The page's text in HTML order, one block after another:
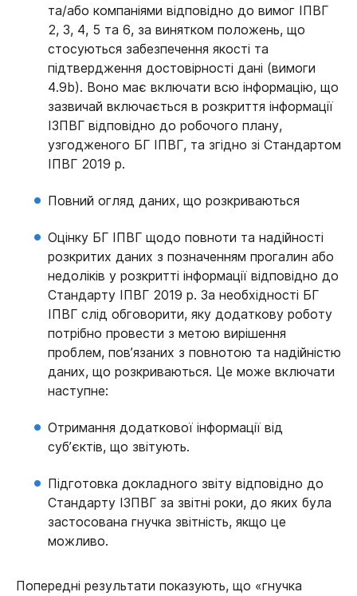
та/або компаніями відповідно до вимог ІПВГ
2, 3, 4, 5 та 6, за винятком положень, що
стосуються забезпечення якості та
підтвердження достовірності дані (вимоги
4.9b). Воно має включати всю інформацію, що
зазвичай включається в розкриття інформації
ІЗПВГ відповідно до робочого плану,
узгодженого БГ ІПВГ, та згідно зі Стандартом
ІПВГ 2019 р.
Повний огляд даних, що розкриваються
Оцінку БГ ІПВГ щодо повноти та надійності
розкритих даних з позначенням прогалин або
недоліків у розкритті інформації відповідно до
Стандарту ІПВГ 2019 р. За необхідності БГ
ІПВГ слід обговорити, яку додаткову роботу
потрібно провести з метою вирішення
проблем, пов’язаних з повнотою та надійністю
даних, що розкриваються. Це може включати
наступне:
Отримання додаткової інформації від
суб’єктів, що звітують.
Підготовка докладного звіту відповідно до
Стандарту ІЗПВГ за звітні роки, до яких була
застосована гнучка звітність, якщо це
можливо.
Попередні результати показують, що «гнучка